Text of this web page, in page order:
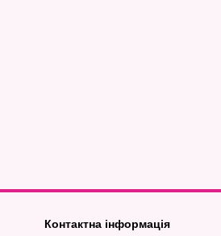
Контактна інформація